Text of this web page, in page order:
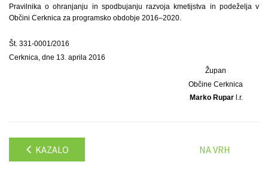
Pravilnika o ohranjanju in spodbujanju razvoja kmetijstva in podeželja v
Občini Cerknica za programsko obdobje 2016–2020.
Št. 331-0001/2016
Cerknica, dne 13. aprila 2016
Župan
Občine Cerknica
Marko Rupar l.r.
KAZALO NA VRH